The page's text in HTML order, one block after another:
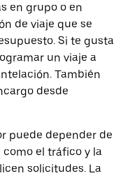
en grupo o en
de viaje que se
Si te gusta
un viaje a
También
desde
puede depender de
como el tráfico y la
solicitudes. La